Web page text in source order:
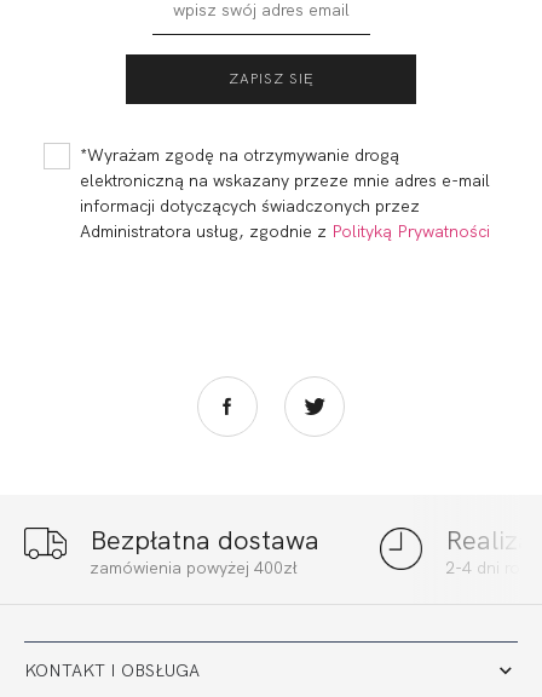
59,80 17,94 zł 129,80
BEACH BANDEAU
BEACH BODY
*Wyrażam zgodę na otrzymywanie drogą
elektroniczną na wskazany przeze mnie adres e-mail
informacji dotyczących świadczonych przez
Administratora usług, zgodnie z Polityką Prywatności
Bezpłatna dostawa
zamówienia powyżej 400zł 2-4 dni
KONTAKT I OBSŁUGA